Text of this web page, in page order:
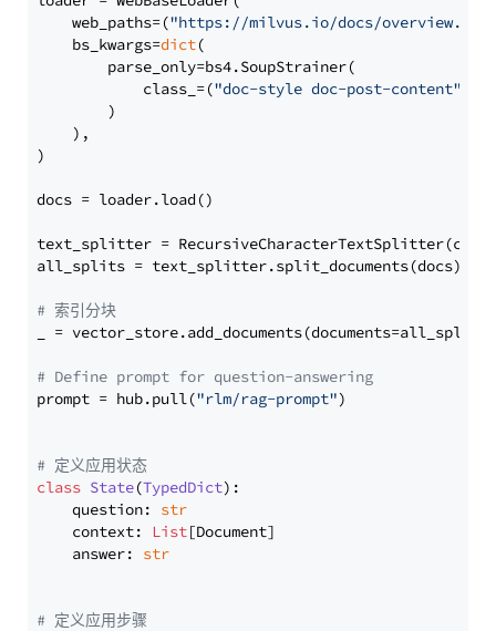
    web_paths=(
"https://milvus.io/docs/overview.md"
    bs_kwargs=
dict(
        parse_only=bs4.SoupStrainer(
            class_=(
"doc-style doc-post-content"
        )
    ),
)
docs = loader.load()
text_splitter =
all_splits = text_splitter.split_documents(docs)
# 索引分块
_ = vector_store.add_documents(documents=all_splits)
# Define prompt for question-answering
prompt = hub.pull("rlm/rag-prompt")
# 定义应用状态
class State(TypedDict):
    question:
str
    context:
List[Document]
    answer:
str
# 定义应用步骤